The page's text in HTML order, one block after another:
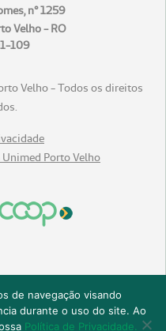
de navegação visando
durante o uso do site. Ao
Política de Privacidade.
n° 1259
Velho - RO
109
Velho - Todos os direitos
Porto Velho